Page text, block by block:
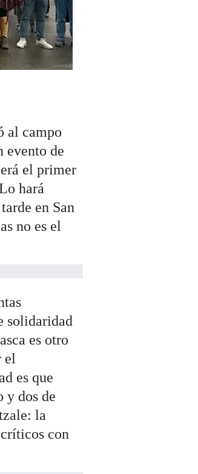
al campo
evento de
el primer
hará
en San
no es el
solidaridad
es otro
el
es que
y dos de
la
con